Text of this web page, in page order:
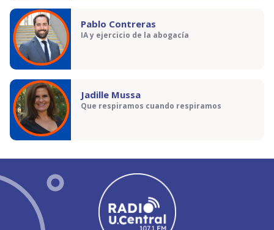
Pablo Contreras
IA y ejercicio de la abogacía
Jadille Mussa
Que respiramos cuando respiramos